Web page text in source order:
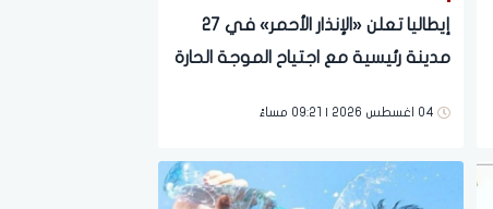
إيطاليا تعلن «الإنذار الأحمر» في 27
مدينة رئيسية مع اجتياح الموجة الحارة
04 اغسطس 2026 | 09:21 مساءً